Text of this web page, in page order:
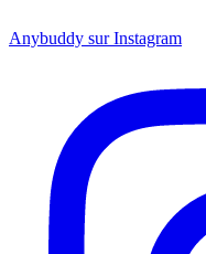
Anybuddy sur Instagram